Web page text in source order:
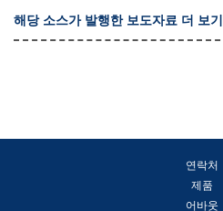
해당 소스가 발행한 보도자료 더 보기
연락처
제품
어바웃